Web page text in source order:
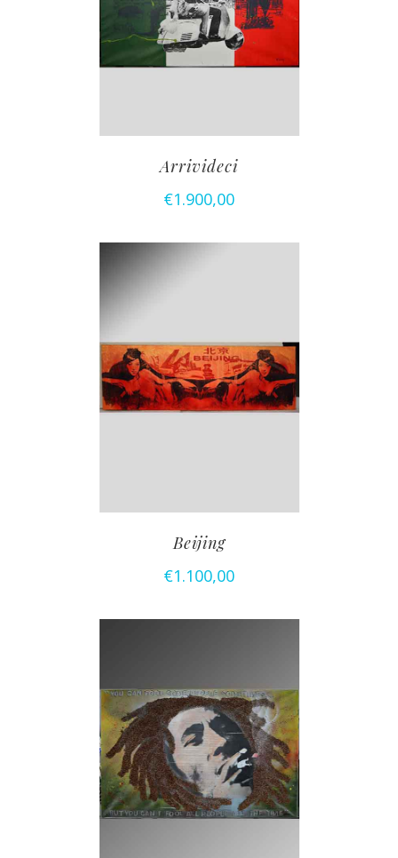
Arrivideci
€1.900,00
TOEVOEGEN AAN
WINKELWAGEN
Beijing
€1.100,00
TOEVOEGEN AAN
WINKELWAGEN